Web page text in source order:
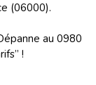
(06000).
au 0980
!